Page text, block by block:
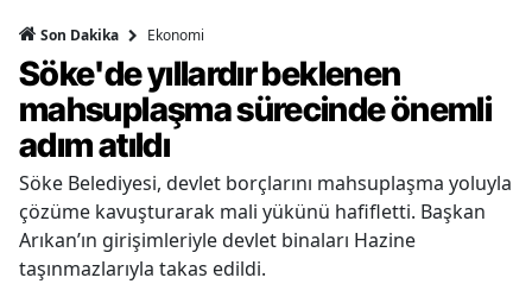
Son Dakika Ekonomi
Söke'de yıllardır beklenen
mahsuplaşma sürecinde önemli
adım atıldı
Söke Belediyesi, devlet borçlarını mahsuplaşma yoluyla
çözüme kavuşturarak mali yükünü hafifletti. Başkan
Arıkan’ın girişimleriyle devlet binaları Hazine
taşınmazlarıyla takas edildi.